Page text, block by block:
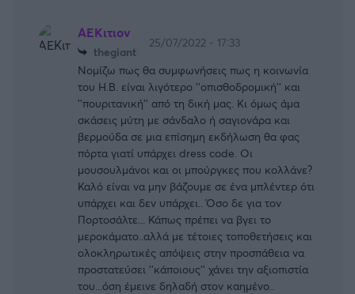
ΑΕΚιτιον
thegiant
25/07/2022 - 17:33
Νομίζω πως θα συμφωνήσεις πως η κοινωνία
του Η.Β. είναι λιγότερο ''οπισθοδρομική'' και
''πουριτανική'' από τη δική μας. Κι όμως άμα
σκάσεις μύτη με σάνδαλο ή σαγιονάρα και
βερμούδα σε μια επίσημη εκδήλωση θα φας
πόρτα γιατί υπάρχει dress code. Οι
μουσουλμάνοι και οι μπούργκες που κολλάνε?
Καλό είναι να μην βάζουμε σε ένα μπλέντερ ότι
υπάρχει και δεν υπάρχει.. Όσο δε για τον
Πορτοσάλτε... Κάπως πρέπει να βγει το
μεροκάματο..αλλά με τέτοιες τοποθετήσεις και
ολοκληρωτικές απόψεις στην προσπάθεια να
προστατεύσει ''κάποιους'' χάνει την αξιοπιστία
του...όση έμεινε δηλαδή στον καημένο..